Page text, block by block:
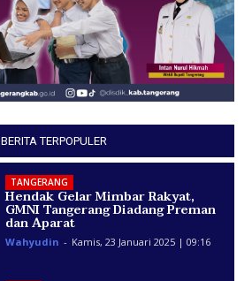
BERITA TERPOPULER
TANGERANG
Hendak Gelar Mimbar Rakyat,
GMNI Tangerang Diadang Preman
dan Aparat
Wahyudin - Kamis, 23 Januari 2025 | 09:16